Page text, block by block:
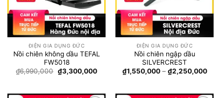
ĐIỆN GIA DỤNG ĐỨC
Nồi chiên không dầu TEFAL
FW5018
₫6,990,000 Giá
gốc
₫3,300,000Giá
₫3,300,000.
ĐIỆN GIA DỤNG ĐỨC
Nồi chiên ngập dầu
SILVERCREST
₫1,550,000 – ₫2,250,000
đến